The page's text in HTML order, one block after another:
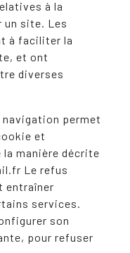
à la
un site. Les
à faciliter la
et ont
diverses
navigation permet
et
manière décrite
Le refus
entraîner
services.
son
pour refuser